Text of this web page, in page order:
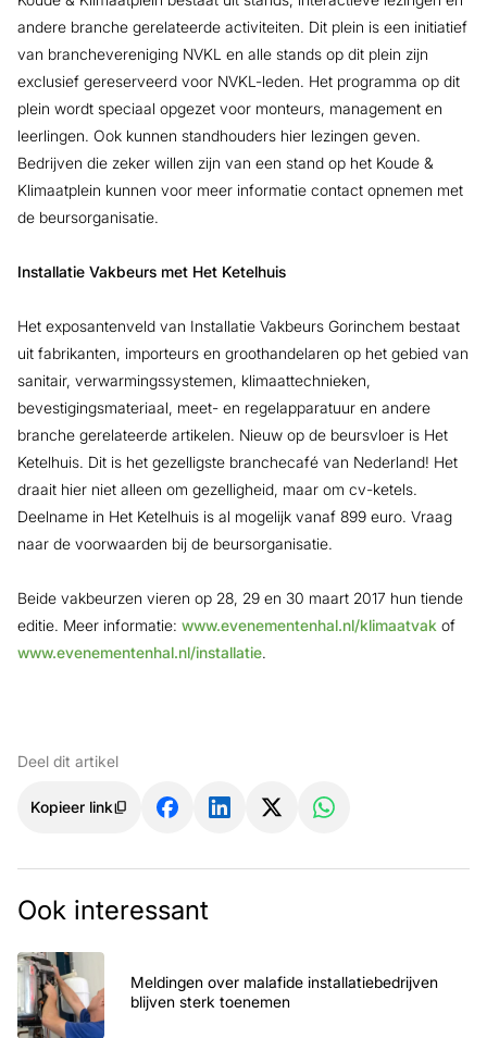
andere branche gerelateerde activiteiten. Dit plein is een initiatief
van branchevereniging NVKL en alle stands op dit plein zijn
exclusief gereserveerd voor NVKL-leden. Het programma op dit
plein wordt speciaal opgezet voor monteurs, management en
leerlingen. Ook kunnen standhouders hier lezingen geven.
Bedrijven die zeker willen zijn van een stand op het Koude &
Klimaatplein kunnen voor meer informatie contact opnemen met
de beursorganisatie.
Installatie Vakbeurs met Het Ketelhuis
Het exposantenveld van Installatie Vakbeurs Gorinchem bestaat
uit fabrikanten, importeurs en groothandelaren op het gebied van
sanitair, verwarmingssystemen, klimaattechnieken,
bevestigingsmateriaal, meet- en regelapparatuur en andere
branche gerelateerde artikelen. Nieuw op de beursvloer is Het
Ketelhuis. Dit is het gezelligste branchecafé van Nederland! Het
draait hier niet alleen om gezelligheid, maar om cv-ketels.
Deelname in Het Ketelhuis is al mogelijk vanaf 899 euro. Vraag
naar de voorwaarden bij de beursorganisatie.
Beide vakbeurzen vieren op 28, 29 en 30 maart 2017 hun tiende
editie. Meer informatie: www.evenementenhal.nl/klimaatvak of
www.evenementenhal.nl/installatie.
Deel dit artikel
Kopieer link
Ook interessant
Meldingen over malafide installatiebedrijven
blijven sterk toenemen